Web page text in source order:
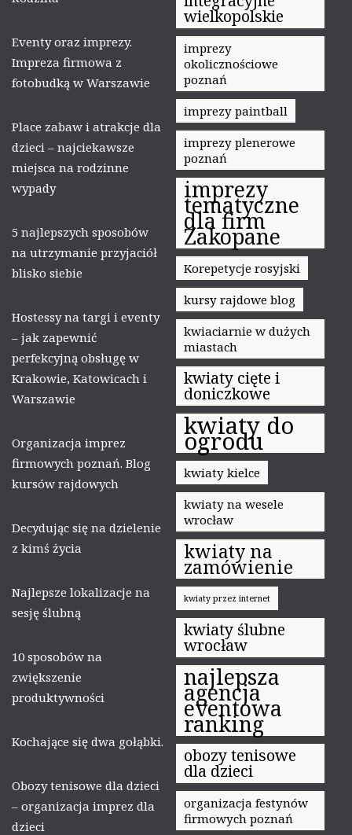
Eventy oraz imprezy.
Impreza firmowa z
fotobudką w Warszawie
Place zabaw i atrakcje dla
dzieci – najciekawsze
miejsca na rodzinne
wypady
5 najlepszych sposobów
na utrzymanie przyjaciół
blisko siebie
Hostessy na targi i eventy
– jak zapewnić
perfekcyjną obsługę w
Krakowie, Katowicach i
Warszawie
Organizacja imprez
firmowych poznań. Blog
kursów rajdowych
Decydując się na dzielenie
z kimś życia
Najlepsze lokalizacje na
sesję ślubną
10 sposobów na
zwiększenie
produktywności
Kochające się dwa gołąbki.
Obozy tenisowe dla dzieci
– organizacja imprez dla
dzieci
wielkopolskie
imprezy
okolicznościowe
poznań
imprezy paintball
imprezy plenerowe
poznań
imprezy
tematyczne
dla firm
Zakopane
Korepetycje rosyjski
kursy rajdowe blog
kwiaciarnie w dużych
miastach
kwiaty cięte i
doniczkowe
kwiaty do
ogrodu
kwiaty kielce
kwiaty na wesele
wrocław
kwiaty na
zamówienie
kwiaty przez internet
kwiaty ślubne
wrocław
najlepsza
agencja
eventowa
ranking
obozy tenisowe
dla dzieci
organizacja festynów
firmowych poznań